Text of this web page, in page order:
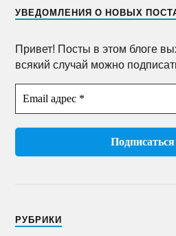
УВЕДОМЛЕНИЯ О НОВЫХ
Привет! Посты в этом блоге
всякий случай можно
РУБРИКИ